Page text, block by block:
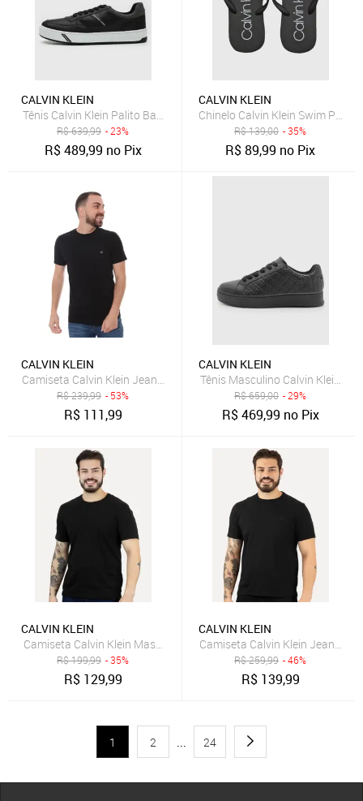
CALVIN KLEIN
Tênis Calvin Klein Palito Basic Preto
R$639,99 - 23%
R$489,99 no Pix
CALVIN KLEIN
Chinelo Calvin Klein Swim Preto
R$139,00 - 35%
R$89,99 no Pix
CALVIN KLEIN
Camiseta Calvin Klein Jeans Masculina Light Omega Logo Preta
R$239,99 - 53%
R$ 111,99
CALVIN KLEIN
Tênis Masculino Calvin Klein
R$659,00 - 29%
R$469,99 no Pix
CALVIN KLEIN
Camiseta Calvin Klein Masculina Barra Tag Preta
R$199,99 - 35%
R$ 129,99
CALVIN KLEIN
Camiseta Calvin Klein Jeans
R$259,99 - 46%
R$ 139,99
1 2 ... 24